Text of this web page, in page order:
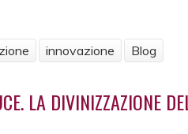
innovazione
Blog
LA DIVINIZZAZIONE